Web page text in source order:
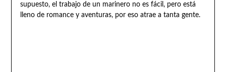
supuesto, el trabajo de un marinero no es fácil, pero está
lleno de romance y aventuras, por eso atrae a tanta gente.